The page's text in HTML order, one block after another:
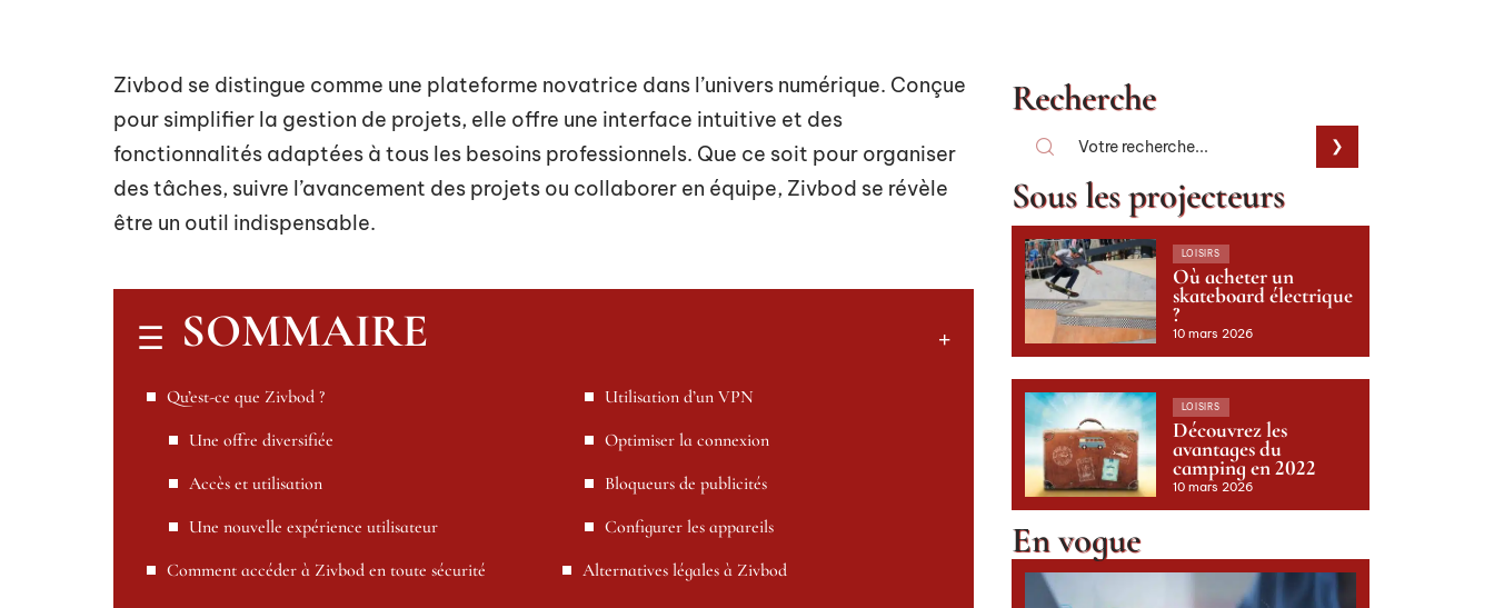
Zivbod se distingue comme une plateforme novatrice dans l’univers numérique. Conçue
pour simplifier la gestion de projets, elle offre une interface intuitive et des
fonctionnalités adaptées à tous les besoins professionnels. Que ce soit pour organiser
des tâches, suivre l’avancement des projets ou collaborer en équipe, Zivbod se révèle
être un outil indispensable.
SOMMAIRE
Qu’est-ce que Zivbod ?
Une offre diversifiée
Accès et utilisation
Une nouvelle expérience utilisateur
Comment accéder à Zivbod en toute sécurité
Utilisation d’un VPN
Optimiser la connexion
Bloqueurs de publicités
Configurer les appareils
Alternatives légales à Zivbod
Recherche
Sous les projecteurs
LOISIRS
Où acheter un
skateboard électrique
?
10 mars 2026
LOISIRS
Découvrez les
avantages du
camping en 2022
10 mars 2026
En vogue